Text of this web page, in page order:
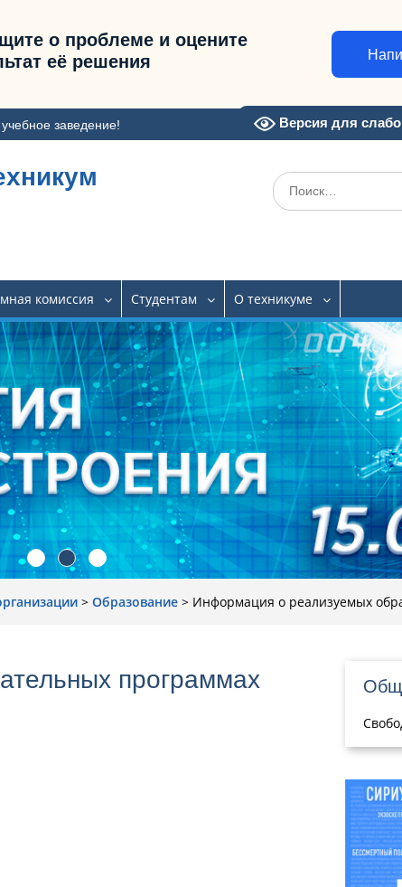
о проблеме и оцените
её решения
заведение! Версия для
Искать:
комиссия Студентам О техникуме
> Образование > Информация о реализуемых
программах